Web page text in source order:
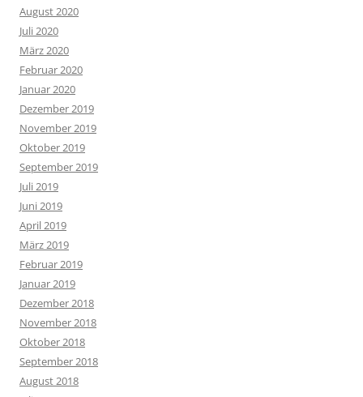
August 2020
Juli 2020
März 2020
Februar 2020
Januar 2020
Dezember 2019
November 2019
Oktober 2019
September 2019
Juli 2019
Juni 2019
April 2019
März 2019
Februar 2019
Januar 2019
Dezember 2018
November 2018
Oktober 2018
September 2018
August 2018